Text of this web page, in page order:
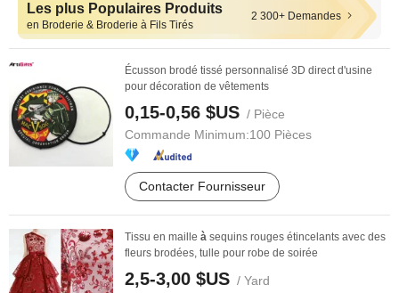
Les plus Populaires Produits
en Broderie & Broderie à Fils Tirés
2 300+ Demandes
Écusson brodé tissé personnalisé 3D direct d'usine
pour décoration de vêtements
0,15-0,56 $US / Pièce
Commande Minimum:100 Pièces
Contacter Fournisseur
Tissu en maille à sequins rouges étincelants avec des
fleurs brodées, tulle pour robe de soirée
2,5-3,00 $US / Yard